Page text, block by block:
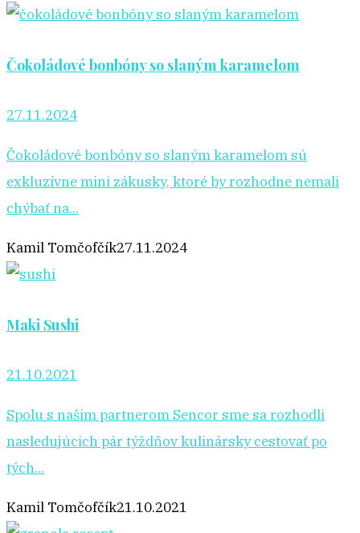
Čokoládové bonbóny so slaným karamelom
27.11.2024
Čokoládové bonbóny so slaným karamelom sú
exkluzívne mini zákusky, ktoré by rozhodne nemali
chýbať na...
Kamil Tomčofčík27.11.2024
Maki Sushi
21.10.2021
Spolu s našim partnerom Sencor sme sa rozhodli
nasledujúcich pár týždňov kulinársky cestovať po
tých...
Kamil Tomčofčík21.10.2021